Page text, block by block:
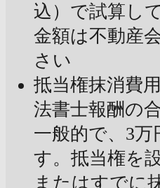
込）で試算し
金額は不動産
さい
抵当権抹消費
法書士報酬の
一般的で、3万
す。抵当権を
またはすでに